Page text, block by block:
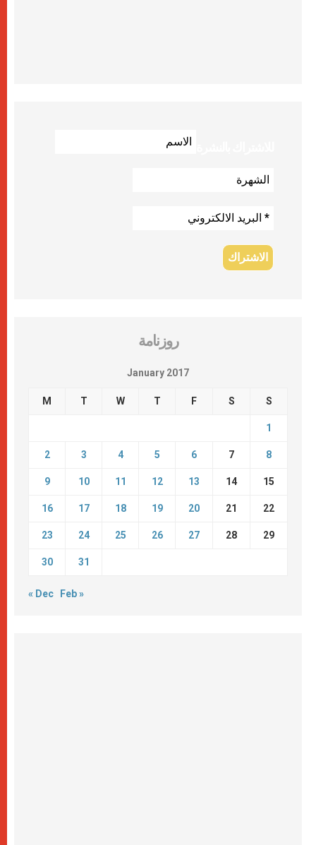
روزنامة
January 2017
M T W T F S S
1
2 3 4 5 6 7 8
9 10 11 12 13 14 15
16 17 18 19 20 21 22
23 24 25 26 27 28 29
30 31
« Dec Feb »